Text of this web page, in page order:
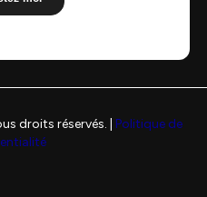
droits réservés. | Politique de